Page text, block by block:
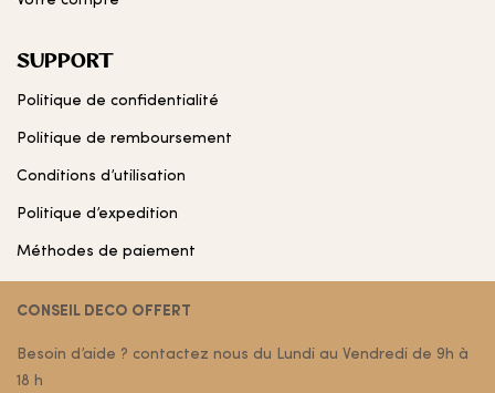
SUPPORT
Politique de confidentialité
Politique de remboursement
Conditions d’utilisation
Politique d’expedition
Méthodes de paiement
CONSEIL DECO OFFERT
Besoin d’aide ? contactez nous du Lundi au Vendredi de 9h à
18 h